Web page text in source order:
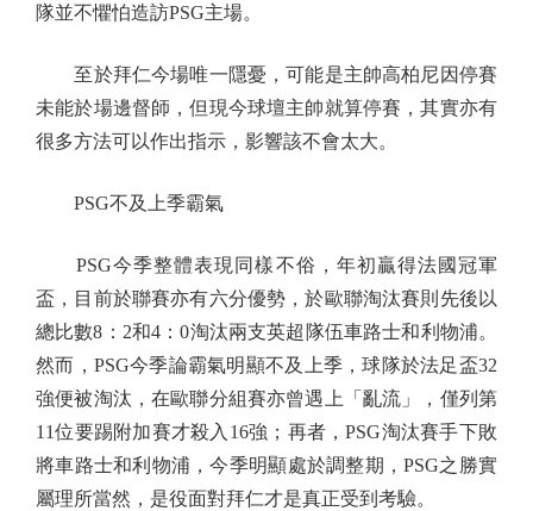
隊並不懼怕造訪PSG主場。
至於拜仁今場唯一隱憂，可能是主帥高柏尼因停賽
未能於場邊督師，但現今球壇主帥就算停賽，其實亦有
很多方法可以作出指示，影響該不會太大。
PSG不及上季霸氣
PSG今季整體表現同樣不俗，年初贏得法國冠軍
盃，目前於聯賽亦有六分優勢，於歐聯淘汰賽則先後以
總比數8：2和4：0淘汰兩支英超隊伍車路士和利物浦。
然而，PSG今季論霸氣明顯不及上季，球隊於法足盃32
強便被淘汰，在歐聯分組賽亦曾遇上「亂流」，僅列第
11位要踢附加賽才殺入16強；再者，PSG淘汰賽手下敗
將車路士和利物浦，今季明顯處於調整期，PSG之勝實
屬理所當然，是役面對拜仁才是真正受到考驗。